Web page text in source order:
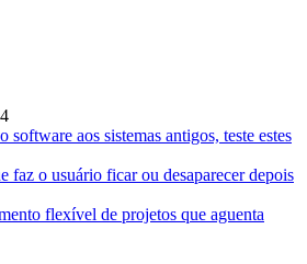
software aos sistemas antigos, teste estes
faz o usuário ficar ou desaparecer depois
flexível de projetos que aguenta